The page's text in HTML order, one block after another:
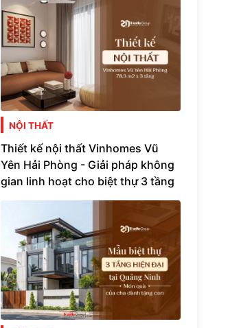
NỘI THẤT
Thiết kế nội thất Vinhomes Vũ
Yên Hải Phòng - Giải pháp không
gian linh hoạt cho biệt thự 3 tầng